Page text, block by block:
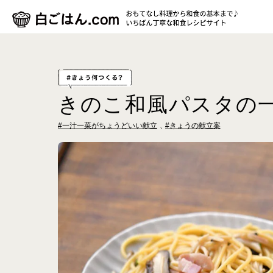
きのこ和風パスタの
#一汁一菜がちょうどいい献立 #きょうの献立案